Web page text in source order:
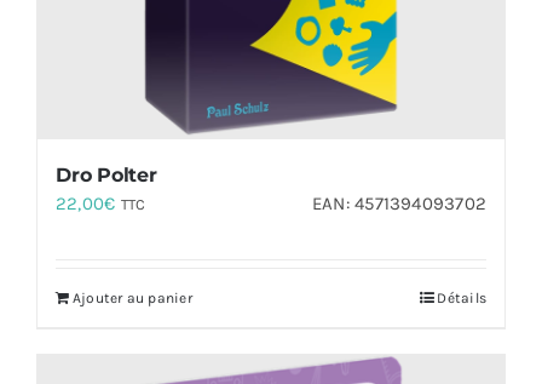
Dro Polter
22,00€ TTC EAN:4571394093702
Ajouter au panier Détails